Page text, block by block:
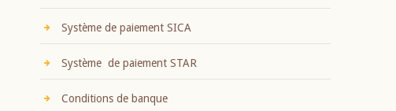
Système de paiement SICA
Système de paiement STAR
Conditions de banque